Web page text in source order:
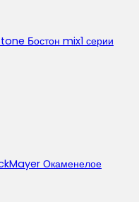
Бостон mix1 серии
Окаменелое